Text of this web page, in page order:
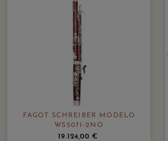
FAGOT SCHREIBER MODELO
WS5071-2NO
19.124,00 €